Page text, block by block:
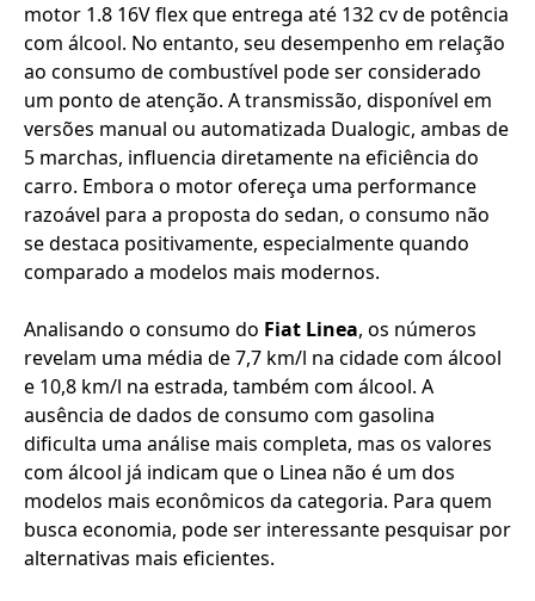
motor 1.8 16V flex que entrega até 132 cv de potência
com álcool. No entanto, seu desempenho em relação
ao consumo de combustível pode ser considerado
um ponto de atenção. A transmissão, disponível em
versões manual ou automatizada Dualogic, ambas de
5 marchas, influencia diretamente na eficiência do
carro. Embora o motor ofereça uma performance
razoável para a proposta do sedan, o consumo não
se destaca positivamente, especialmente quando
comparado a modelos mais modernos.
Analisando o consumo do Fiat Linea, os números
revelam uma média de 7,7 km/l na cidade com álcool
e 10,8 km/l na estrada, também com álcool. A
ausência de dados de consumo com gasolina
dificulta uma análise mais completa, mas os valores
com álcool já indicam que o Linea não é um dos
modelos mais econômicos da categoria. Para quem
busca economia, pode ser interessante pesquisar por
alternativas mais eficientes.